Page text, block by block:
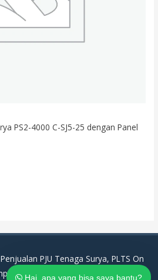
PS2-4000 C-SJ5-25 dengan Panel
PJU Tenaga Surya, PLTS On
Air Tenaga Surya |
Hai, apa yang bisa saya bantu?